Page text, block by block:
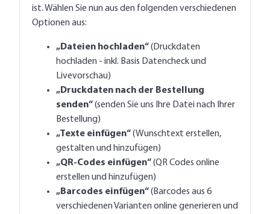
ist. Wählen Sie nun aus den folgenden verschiedenen
Optionen aus:
„Dateien hochladen“(Druckdaten
hochladen - inkl. Basis Datencheck und
Livevorschau)
„Druckdaten nach der Bestellung
senden“(senden Sie uns Ihre Datei nach Ihrer
Bestellung)
„Texte einfügen“(Wunschtext erstellen,
gestalten und hinzufügen)
„QR-Codes einfügen“(QR Codes online
erstellen und hinzufügen)
„Barcodes einfügen“(Barcodes aus 6
verschiedenen Varianten online generieren und